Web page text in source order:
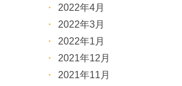
2022年4月
2022年3月
2022年1月
2021年12月
2021年11月